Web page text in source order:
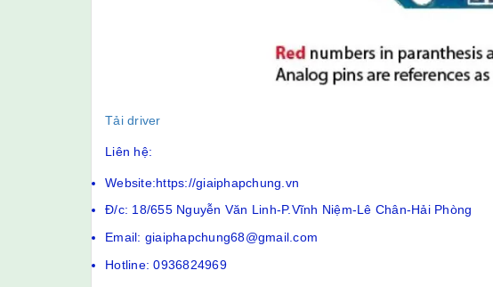
Tải driver
Liên hệ:
Website:https://giaiphapchung.vn
Đ/c: 18/655 Nguyễn Văn Linh-P.Vĩnh Niệm-Lê Chân-Hải Phòng
Email: giaiphapchung68@gmail.com
Hotline: 0936824969